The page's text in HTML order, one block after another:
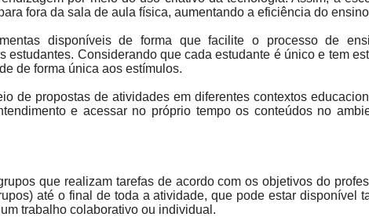
fora da sala de aula física, aumentando a eficiência do
disponíveis de forma que facilite o processo de
Considerando que cada estudante é único e tem
de forma única aos estímulos.
de propostas de atividades em diferentes contextos
e acessar no próprio tempo os conteúdos no
que realizam tarefas de acordo com os objetivos do
até o final de toda a atividade, que pode estar disponível
trabalho colaborativo ou individual.